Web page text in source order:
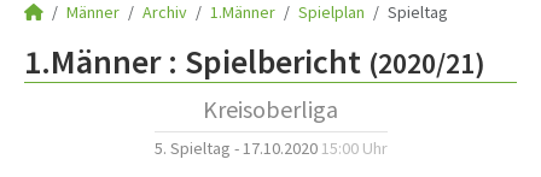
Männer Archiv 1.Männer Spielplan Spieltag
1.Männer : Spielbericht (2020/21)
Kreisoberliga
5. Spieltag - 17.10.2020 15:00 Uhr